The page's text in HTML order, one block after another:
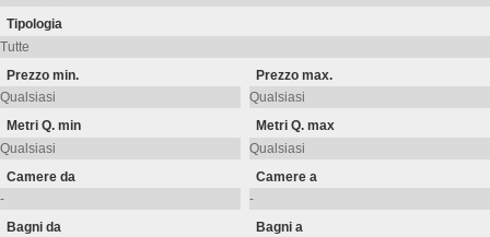
Tipologia
Prezzo min. Prezzo max.
Metri Q. min Metri Q. max
Camere da Camere a
Bagni da Bagni a